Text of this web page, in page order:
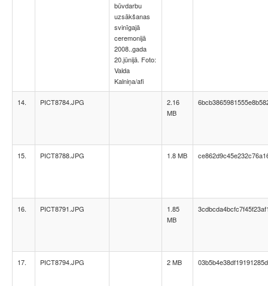
būvdarbu
uzsākšanas
svinīgajā
ceremonijā
2008..gada
20.jūnijā. Foto:
Valda
Kalniņa/afi
14. PICT8784.JPG
2.16
MB
15. PICT8788.JPG 1.8 MB
16. PICT8791.JPG
1.85
MB
17. PICT8794.JPG 2 MB